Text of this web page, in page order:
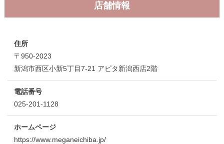
店舗情報
住所
〒950-2023
新潟市西区小新5丁目7-21 アピタ新潟西店2階
電話番号
025-201-1128
ホームページ
https://www.meganeichiba.jp/